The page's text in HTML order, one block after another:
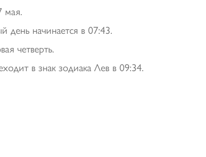
мая.
день начинается в 07:43.
четверть.
в знак зодиака Лев в 09:34.